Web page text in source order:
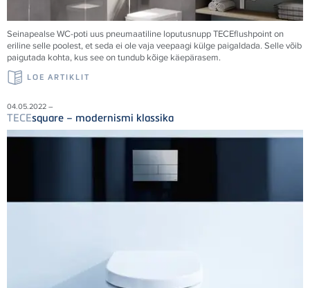
Seinapealse WC-poti uus pneumaatiline loputusnuppTECEflushpoint on
eriline selle poolest, et seda ei ole vaja veepaagi külge paigaldada. Selle võib
paigutada kohta, kus see on tundub kõige käepärasem.
LOE ARTIKLIT
04.05.2022 –
TECEsquare – modernismi klassika